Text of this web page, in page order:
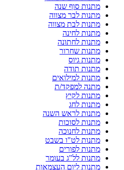
מתנות סוף שנה
מתנות לבר מצווה
מתנות לבת מצווה
מתנות לחינה
מתנות לחתונה
מתנות שחרור
מתנות גיוס
מתנות תודה
מתנות למילואים
מתנה למפקד/ת
מתנות לקיץ
מתנות לחג
מתנות לראש השנה
מתנות לסוכות
מתנות לחנוכה
מתנות לט"ו בשבט
מתנות לפורים
מתנות לל"ג בעומר
מתנות ליום העצמאות